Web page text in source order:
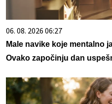
06. 08. 2026 06:27
Male navike koje mentalno
Ovako započinju dan